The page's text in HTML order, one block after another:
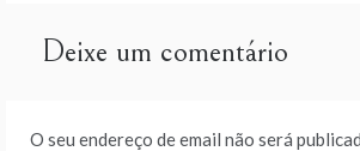
Deixe um comentário
O seu endereço de email não será